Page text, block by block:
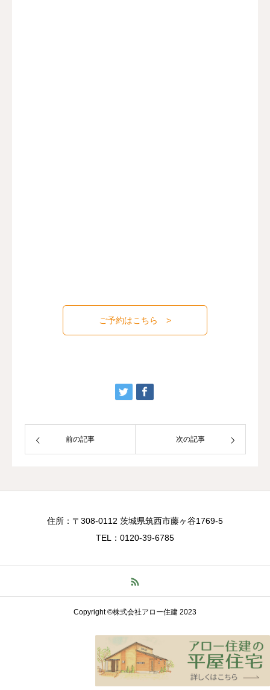
ご予約はこちら >
前の記事 次の記事
住所：〒308-0112 茨城県筑西市藤ヶ谷1769-5
TEL：0120-39-6785
Copyright ©株式会社アロー住建 2023